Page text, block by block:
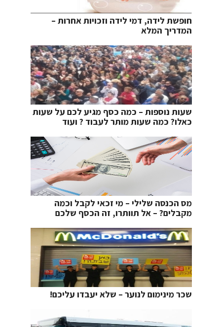
חופשת לידה, דמי לידה וזכויות אחרות –
המדריך המלא
שעות נוספות – כמה כסף מגיע לכם על שעות
כאלו? כמה שעות מותר לעבוד ? ועוד
מס הכנסה שלילי – מי זכאי לקבל וכמה
מקבלים? – אל תוותרו, זה הכסף שלכם
שכר מינימום לנוער – שלא יעבדו עליכם!